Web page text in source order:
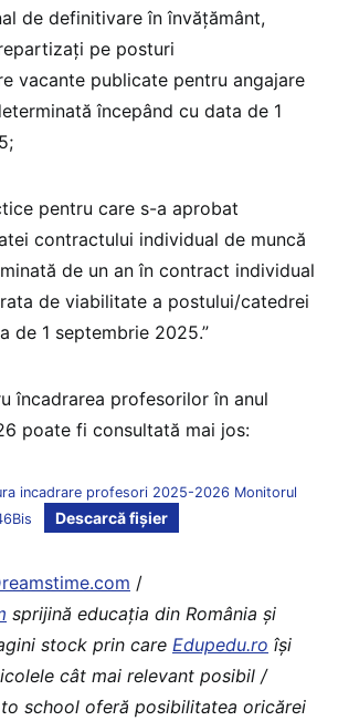
de definitivare în învățământ,
pe posturi
vacante publicate pentru angajare
începând cu data de 1
pentru care s-a aprobat
contractului individual de muncă
de un an în contract individual
de viabilitate a postului/catedrei
de 1 septembrie 2025.”
încadrarea profesorilor în anul
poate fi consultată mai jos:
incadrare profesori 2025-2026 Monitorul
Descarcă fișier
/
sprijină educaţia din România şi
stock prin care Edupedu.ro îşi
cât mai relevant posibil /
school oferă posibilitatea oricărei